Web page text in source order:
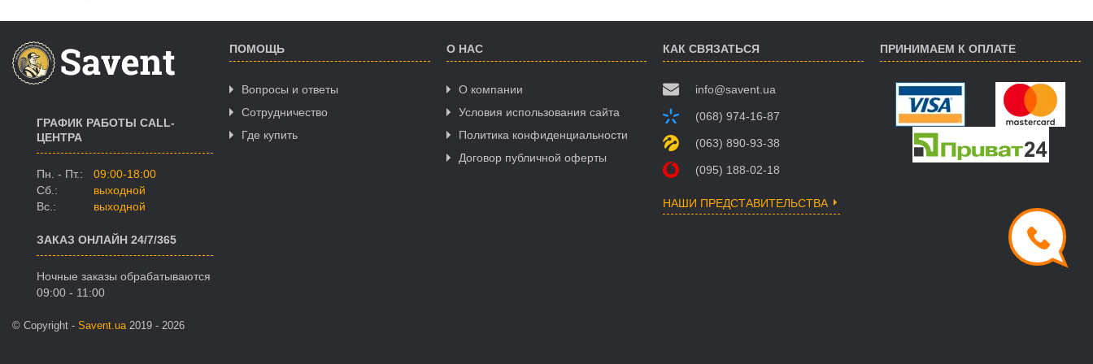
ПОМОЩЬ
Вопросы и ответы
Сотрудничество
Где купить
О НАС
О компании
Условия использования сайта
Политика конфиденциальности
Договор публичной оферты
КАК СВЯЗАТЬСЯ
info@savent.ua
(068) 974-16-87
(063) 890-93-38
(095) 188-02-18
НАШИ ПРЕДСТАВИТЕЛЬСТВА
ПРИНИМАЕМ К ОПЛАТЕ
ГРАФИК РАБОТЫ CALL-
ЦЕНТРА
Пн. - Пт.:
09:00-18:00
Сб.:
выходной
Вс.:
выходной
ЗАКАЗ ОНЛАЙН 24/7/365
Ночные заказы обрабатываются
09:00 - 11:00
© Copyright - Savent.ua2019 - 2026